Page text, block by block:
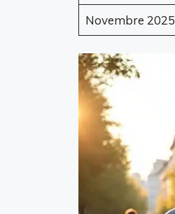
Novembre 2025